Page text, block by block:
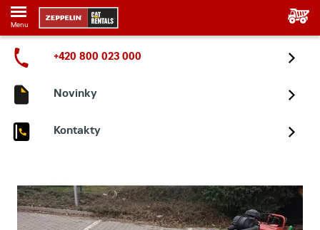
Menu
+420 800 023 000
Novinky
Kontakty